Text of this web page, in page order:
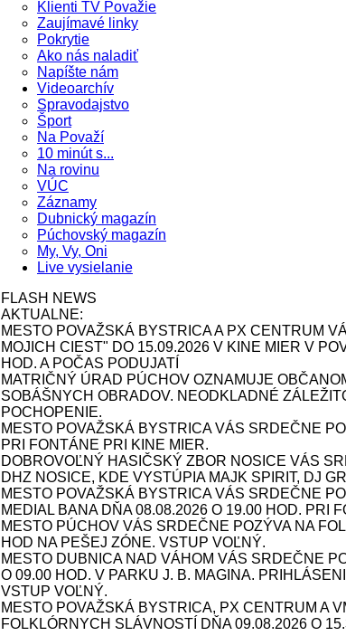
Klienti TV Považie
Zaujímavé linky
Pokrytie
Ako nás naladiť
Napíšte nám
Videoarchív
Spravodajstvo
Šport
Na Považí
10 minút s...
Na rovinu
VÚC
Záznamy
Dubnický magazín
Púchovský magazín
My, Vy, Oni
Live vysielanie
FLASH NEWS
AKTUALNE:
MESTO POVAŽSKÁ BYSTRICA A PX CENTRUM
MOJICH CIEST" DO 15.09.2026 V KINE MIER V
HOD. A POČAS PODUJATÍ
MATRIČNÝ ÚRAD PÚCHOV OZNAMUJE
SOBÁŠNYCH OBRADOV. NEODKLADNÉ
POCHOPENIE.
MESTO POVAŽSKÁ BYSTRICA VÁS SRDEČNE
PRI FONTÁNE PRI KINE MIER.
DOBROVOĽNÝ HASIČSKÝ ZBOR NOSICE VÁS
DHZ NOSICE, KDE VYSTÚPIA MAJK SPIRIT, DJ
MESTO POVAŽSKÁ BYSTRICA VÁS SRDEČNE
MEDIAL BANA DŇA 08.08.2026 O 19.00 HOD. PRI
MESTO PÚCHOV VÁS SRDEČNE POZÝVA NA
HOD NA PEŠEJ ZÓNE. VSTUP VOĽNÝ.
MESTO DUBNICA NAD VÁHOM VÁS SRDEČNE
O 09.00 HOD. V PARKU J. B. MAGINA.
VSTUP VOĽNÝ.
MESTO POVAŽSKÁ BYSTRICA, PX CENTRUM A
FOLKLÓRNYCH SLÁVNOSTÍ DŇA 09.08.2026 O